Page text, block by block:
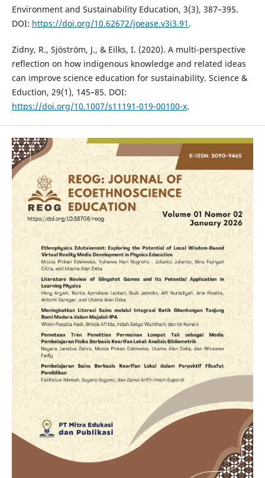
Environment and Sustainability Education, 3(3), 387–395.
DOI: https://doi.org/10.62672/joease.v3i3.91 .
Zidny, R., Sjöström, J., & Eilks, I. (2020). A multi-perspective
reflection on how indigenous knowledge and related ideas
can improve science education for sustainability. Science &
Eduction, 29(1), 145–85. DOI:
https://doi.org/10.1007/s11191-019-00100-x.